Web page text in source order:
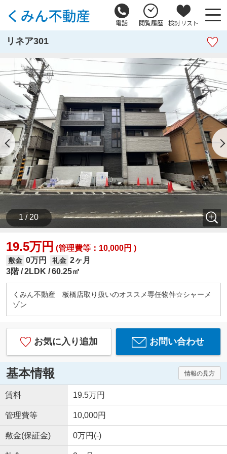
電話 閲覧履歴 検討リスト
リネア301
1 / 20
19.5万円 (管理費等：10,000円 )
敷金 0万円 礼金 2ヶ月
3階 2LDK 60.25㎡
くみん不動産 板橋店取り扱いのオススメ専任物件☆シャーメ
ゾン
お気に入り追加 お問い合わせ
基本情報 情報の見方
賃料 19.5万円
管理費等 10,000円
敷金(保証金) 0万円(-)